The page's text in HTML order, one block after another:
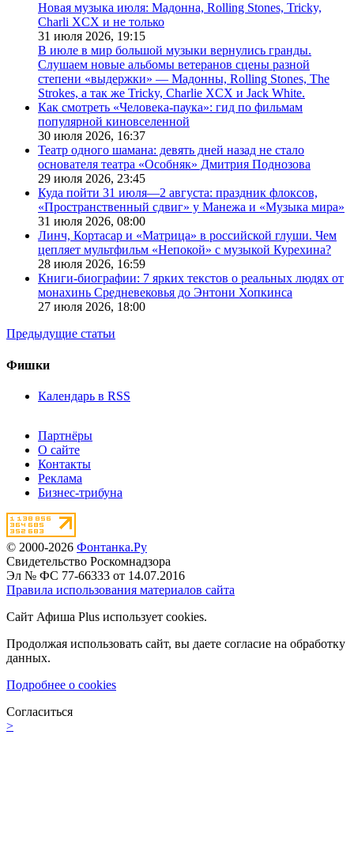
Новая музыка июля: Мадонна, Rolling Stones, Tricky,
Charli XCX и не только
31 июля 2026, 19:15
В июле в мир большой музыки вернулись гранды.
Слушаем новые альбомы ветеранов сцены разной
степени «выдержки» — Мадонны, Rolling Stones, The
Strokes, а так же Tricky, Charlie XCX и Jack White.
Как смотреть «Человека-паука»: гид по фильмам
популярной киновселенной
30 июля 2026, 16:37
Театр одного шамана: девять дней назад не стало
основателя театра «Особняк» Дмитрия Поднозова
29 июля 2026, 23:45
Куда пойти 31 июля—2 августа: праздник флоксов,
«Пространственный сдвиг» у Манежа и «Музыка мира»
31 июля 2026, 08:00
Линч, Кортасар и «Матрица» в российской глуши. Чем
цепляет мультфильм «Непокой» с музыкой Курехина?
28 июля 2026, 16:59
Книги-биографии: 7 ярких текстов о реальных людях от
монахинь Средневековья до Энтони Хопкинса
27 июля 2026, 18:00
Предыдущие статьи
Фишки
Календарь в RSS
Партнёры
О сайте
Контакты
Реклама
Бизнес-трибуна
© 2000-2026 Фонтанка.Ру
Свидетельство Роскомнадзора
Эл № ФС 77-66333 от 14.07.2016
Правила использования материалов сайта
Сайт Афиша Plus использует cookies.
Продолжая использовать сайт, вы даете согласие на обработку
данных.
Подробнее о cookies
Согласиться
>